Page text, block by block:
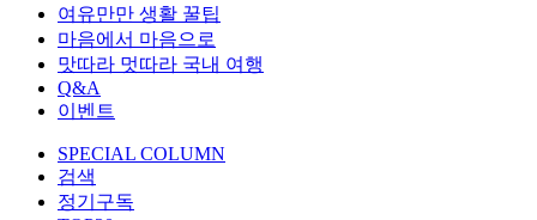
여유만만 생활 꿀팁
마음에서 마음으로
맛따라 멋따라 국내 여행
Q&A
이벤트
SPECIAL COLUMN
검색
정기구독